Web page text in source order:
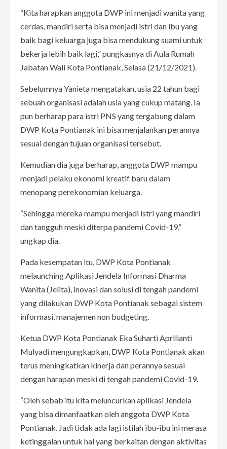
“Kita harapkan anggota DWP ini menjadi wanita yang
cerdas, mandiri serta bisa menjadi istri dan ibu yang
baik bagi keluarga juga bisa mendukung suami untuk
bekerja lebih baik lagi,” pungkasnya di Aula Rumah
Jabatan Wali Kota Pontianak, Selasa (21/12/2021).
Sebelumnya Yanieta mengatakan, usia 22 tahun bagi
sebuah organisasi adalah usia yang cukup matang. Ia
pun berharap para istri PNS yang tergabung dalam
DWP Kota Pontianak ini bisa menjalankan perannya
sesuai dengan tujuan organisasi tersebut.
Kemudian dia juga berharap, anggota DWP mampu
menjadi pelaku ekonomi kreatif baru dalam
menopang perekonomian keluarga.
“Sehingga mereka mampu menjadi istri yang mandiri
dan tangguh meski diterpa pandemi Covid-19,”
ungkap dia.
Pada kesempatan itu, DWP Kota Pontianak
melaunching Aplikasi Jendela Informasi Dharma
Wanita (Jelita), inovasi dan solusi di tengah pandemi
yang dilakukan DWP Kota Pontianak sebagai sistem
informasi, manajemen non budgeting.
Ketua DWP Kota Pontianak Eka Suharti Aprilianti
Mulyadi mengungkapkan, DWP Kota Pontianak akan
terus meningkatkan kinerja dan perannya sesuai
dengan harapan meski di tengah pandemi Covid-19.
“Oleh sebab itu kita meluncurkan aplikasi Jendela
yang bisa dimanfaatkan oleh anggota DWP Kota
Pontianak. Jadi tidak ada lagi istilah ibu-ibu ini merasa
ketinggalan untuk hal yang berkaitan dengan aktivitas